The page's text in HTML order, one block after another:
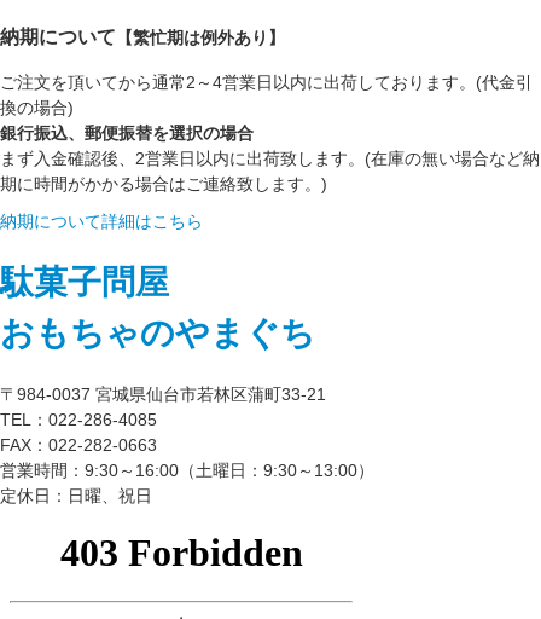
納期について 【繁忙期は例外あり】
ご注文を頂いてから通常2～4営業日以内に出荷しております。(代金引
換の場合)
銀行振込、郵便振替を選択の場合
まず入金確認後、2営業日以内に出荷致します。(在庫の無い場合など納
期に時間がかかる場合はご連絡致します。)
納期について詳細はこちら
駄菓子問屋
おもちゃのやまぐち
〒984-0037 宮城県仙台市若林区蒲町33-21
TEL：022-286-4085
FAX：022-282-0663
営業時間：9:30～16:00（土曜日：9:30～13:00）
定休日：日曜、祝日